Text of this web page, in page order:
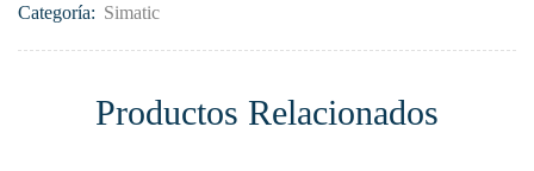
Categoría: Simatic
Productos Relacionados